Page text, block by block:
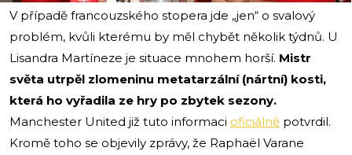
V případě francouzského stopera jde „jen“ o svalový
problém, kvůli kterému by měl chybět několik týdnů. U
Lisandra Martíneze je situace mnohem horší. Mistr
světa utrpěl zlomeninu metatarzální (nártní) kosti,
která ho vyřadila ze hry po zbytek sezony.
Manchester United již tuto informaci oficiálně potvrdil.
Kromě toho se objevily zprávy, že Raphaël Varane